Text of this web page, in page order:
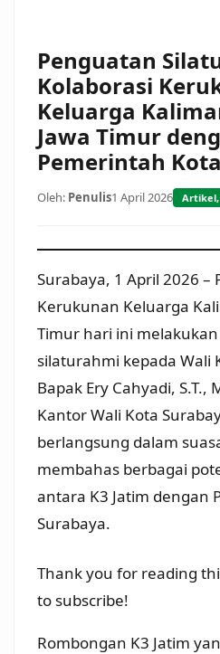
Penguatan
Kolaborasi
Keluarga
Jawa Timur
Pemerintah
Oleh: Penulis1 April 2026 Artikel,
Surabaya, 1 April 2026 –
Kerukunan Keluarga
Timur hari ini
silaturahmi kepada Wali
Bapak Ery Cahyadi, S.T.,
Kantor Wali Kota
berlangsung dalam
membahas berbagai
antara K3 Jatim dengan
Surabaya.
Thank you for reading
to subscribe!
Rombongan K3 Jatim